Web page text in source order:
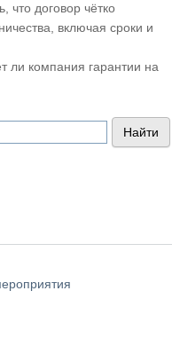
что договор чётко
включая сроки и
ли компания гарантии на